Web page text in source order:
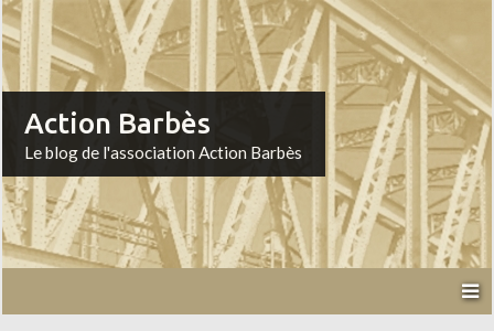
Action Barbès
Le blog de l'association Action Barbès